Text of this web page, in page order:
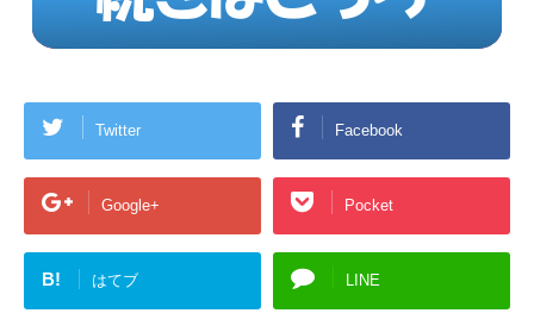
Twitter Facebook
Google+ Pocket
B! はてブ LINE